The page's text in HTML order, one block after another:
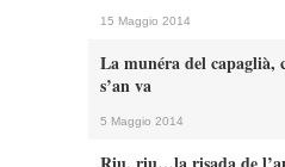
15 Maggio 2014
La munéra del capaglià,
s’an va
5 Maggio 2014